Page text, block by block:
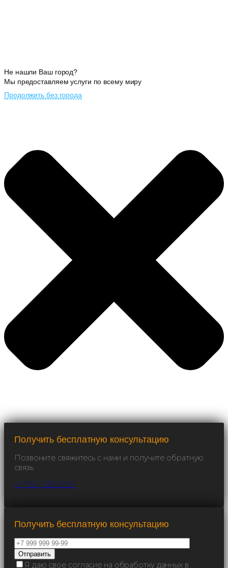
Не нашли Ваш город?
Мы предоставляем услуги по всему миру
Продолжить без города
Получить бесплатную консультацию
Позвоните свяжитесь с нами и получите обратную
связь
+7 (922) 528-07-56
Получить бесплатную консультацию
Я даю свое согласие на обработку данных в